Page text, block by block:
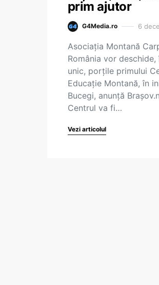
prim ajutor
G4Media.ro 6
Asociaţia Montană
România vor
unic, porţile primului
Educaţie Montană, în
Bucegi, anunță
Centrul va fi…
Vezi articolul